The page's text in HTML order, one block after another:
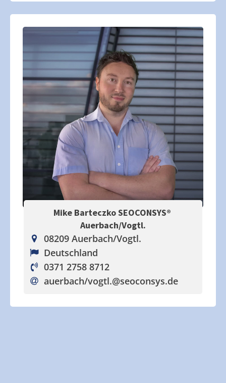
Mike Barteczko SEOCONSYS®
Auerbach/Vogtl.
08209 Auerbach/Vogtl.
Deutschland
0371 2758 8712
auerbach/vogtl.@seoconsys.de